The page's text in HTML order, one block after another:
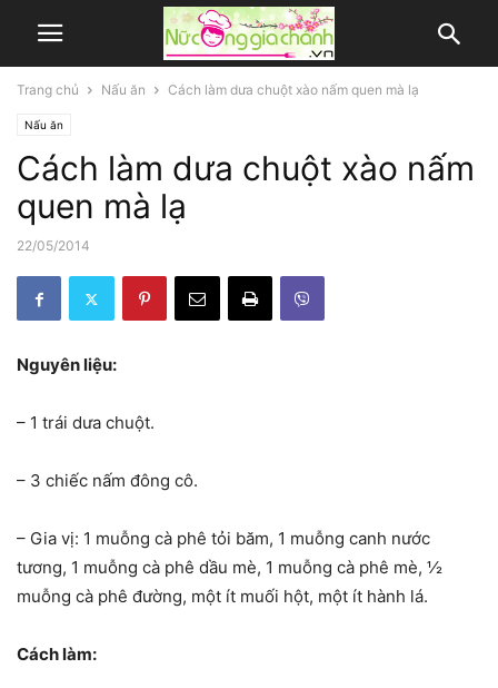
Trang chủ Nấu ăn Cách làm dưa chuột xào nấm quen mà lạ
Nấu ăn
Cách làm dưa chuột xào nấm
quen mà lạ
22/05/2014
Nguyên liệu:
– 1 trái dưa chuột.
– 3 chiếc nấm đông cô.
– Gia vị: 1 muỗng cà phê tỏi băm, 1 muỗng canh nước
tương, 1 muỗng cà phê dầu mè, 1 muỗng cà phê mè, ½
muỗng cà phê đường, một ít muối hột, một ít hành lá.
Cách làm: